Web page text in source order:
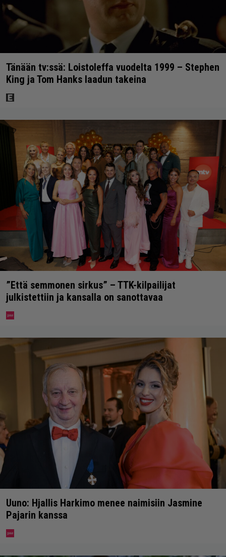
Tänään tv:ssä: Loistoleffa vuodelta 1999 – Stephen
King ja Tom Hanks laadun takeina
”Että semmonen sirkus” – TTK-kilpailijat
julkistettiin ja kansalla on sanottavaa
Uuno: Hjallis Harkimo menee naimisiin Jasmine
Pajarin kanssa